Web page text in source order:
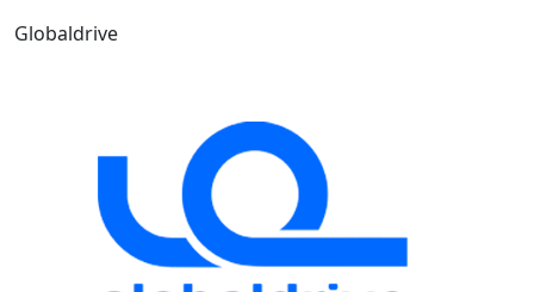
Globaldrive